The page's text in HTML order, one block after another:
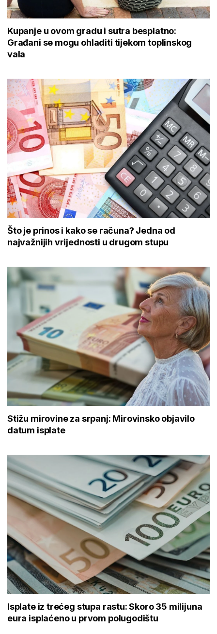
Kupanje u ovom gradu i sutra besplatno:
Građani se mogu ohladiti tijekom toplinskog
vala
Što je prinos i kako se računa? Jedna od
najvažnijih vrijednosti u drugom stupu
Stižu mirovine za srpanj: Mirovinsko objavilo
datum isplate
Isplate iz trećeg stupa rastu: Skoro 35 milijuna
eura isplaćeno u prvom polugodištu